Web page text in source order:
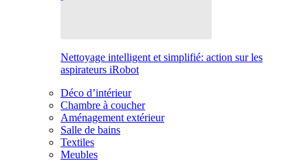
Nettoyage intelligent et simplifié: action sur les
aspirateurs iRobot
Déco d’intérieur
Chambre à coucher
Aménagement extérieur
Salle de bains
Textiles
Meubles